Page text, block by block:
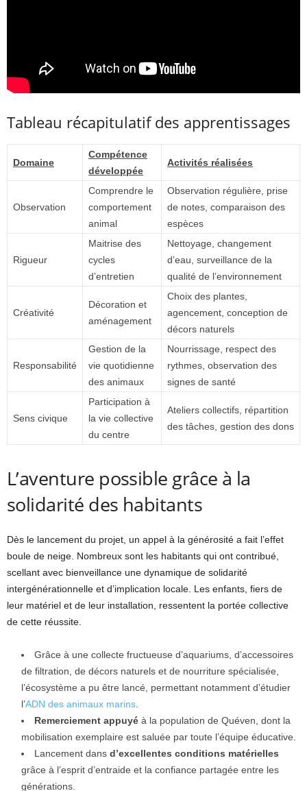
Tableau récapitulatif des apprentissages
Domaine
Compétence
développée
Activités réalisées
Observation
Comprendre le
comportement
animal
Observation régulière, prise
de notes, comparaison des
espèces
Rigueur
Maitrise des
cycles
d’entretien
Nettoyage, changement
d’eau, surveillance de la
qualité de l’environnement
Créativité
Décoration et
aménagement
Choix des plantes,
agencement, conception de
décors naturels
Responsabilité
Gestion de la
vie quotidienne
des animaux
Nourrissage, respect des
rythmes, observation des
signes de santé
Sens civique
Participation à
la vie collective
du centre
Ateliers collectifs, répartition
des tâches, gestion des dons
L’aventure possible grâce à la
solidarité des habitants
Dès le lancement du projet, un appel à la générosité a fait l’effet
boule de neige. Nombreux sont les habitants qui ont contribué,
scellant avec bienveillance une dynamique de solidarité
intergénérationnelle et d’implication locale. Les enfants, fiers de
leur matériel et de leur installation, ressentent la portée collective
de cette réussite.
Grâce à une collecte fructueuse d’aquariums, d’accessoires
de filtration, de décors naturels et de nourriture spécialisée,
l’écosystème a pu être lancé, permettant notamment d’étudier
l’ADN des animaux marins.
Remerciement appuyé à la population de Quéven, dont la
mobilisation exemplaire est saluée par toute l’équipe éducative.
Lancement dans d’excellentes conditions matérielles
grâce à l’esprit d’entraide et la confiance partagée entre les
générations.